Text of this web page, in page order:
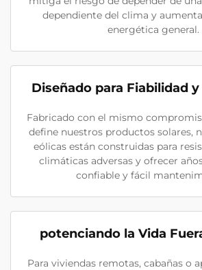
dependiente del clima y
energética general.
Diseñado para Fiabilidad
Fabricado con el mismo
define nuestros productos solares,
eólicas están construidas para
climáticas adversas y ofrecer
confiable y fácil
potenciando la Vida
Para viviendas remotas, cabañas o